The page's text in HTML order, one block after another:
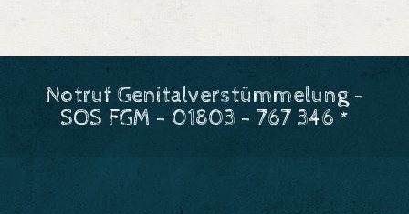
Notruf Genitalverstümmelung -
SOS FGM - 01803 - 767 346 *